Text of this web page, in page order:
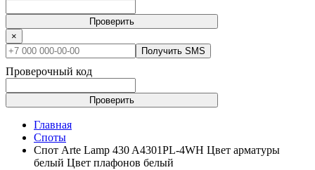
Проверить
×
Получить SMS
Проверочный код
Проверить
Главная
Споты
Спот Arte Lamp 430 A4301PL-4WH Цвет арматуры
белый Цвет плафонов белый